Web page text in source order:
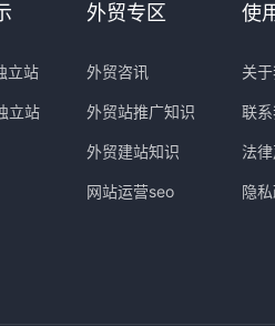
立站
立站
外贸专区
外贸咨讯
外贸站推广知识
外贸建站知识
网站运营seo
使
关
联
法
隐